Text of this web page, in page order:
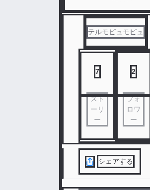
テルモピュモピュ
7
スト
ーリ
ー
2
フォ
ロワ
ー
シェアする